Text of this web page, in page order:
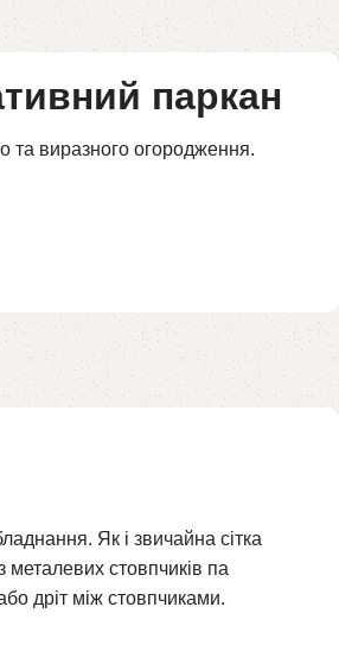
паркан
та виразного огородження.
Як і звичайна сітка
стовпчиків па
дріт між стовпчиками.